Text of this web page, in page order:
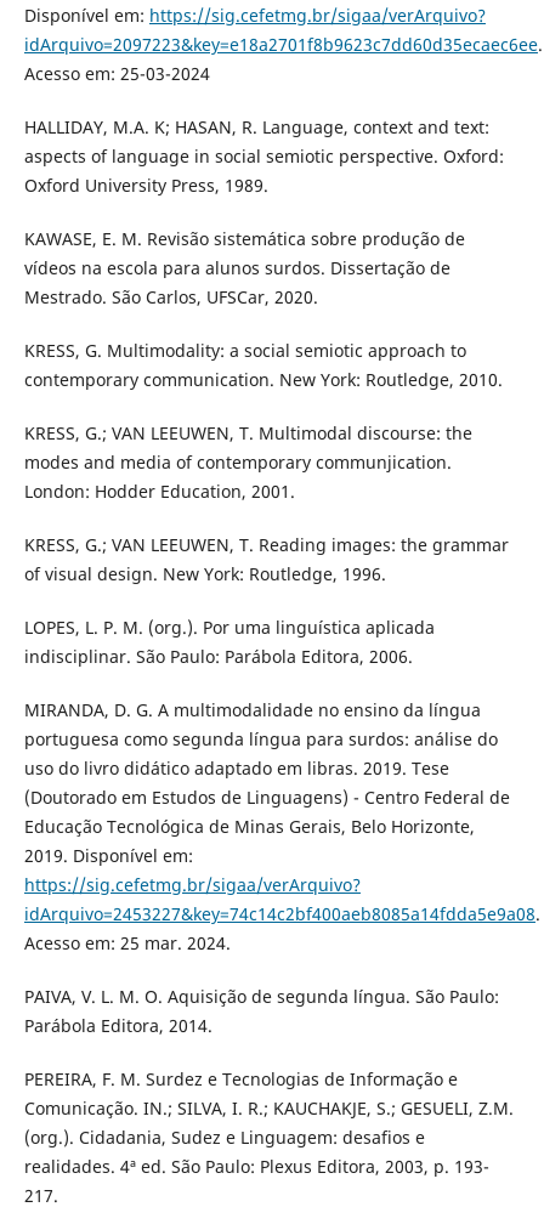
Disponível em: https://sig.cefetmg.br/sigaa/verArquivo?
idArquivo=2097223&key=e18a2701f8b9623c7dd60d35ecaec6ee.
Acesso em: 25-03-2024
HALLIDAY, M.A. K; HASAN, R. Language, context and text:
aspects of language in social semiotic perspective. Oxford:
Oxford University Press, 1989.
KAWASE, E. M. Revisão sistemática sobre produção de
vídeos na escola para alunos surdos. Dissertação de
Mestrado. São Carlos, UFSCar, 2020.
KRESS, G. Multimodality: a social semiotic approach to
contemporary communication. New York: Routledge, 2010.
KRESS, G.; VAN LEEUWEN, T. Multimodal discourse: the
modes and media of contemporary communjication.
London: Hodder Education, 2001.
KRESS, G.; VAN LEEUWEN, T. Reading images: the grammar
of visual design. New York: Routledge, 1996.
LOPES, L. P. M. (org.). Por uma linguística aplicada
indisciplinar. São Paulo: Parábola Editora, 2006.
MIRANDA, D. G. A multimodalidade no ensino da língua
portuguesa como segunda língua para surdos: análise do
uso do livro didático adaptado em libras. 2019. Tese
(Doutorado em Estudos de Linguagens) - Centro Federal de
Educação Tecnológica de Minas Gerais, Belo Horizonte,
2019. Disponível em:
https://sig.cefetmg.br/sigaa/verArquivo?
idArquivo=2453227&key=74c14c2bf400aeb8085a14fdda5e9a08.
Acesso em: 25 mar. 2024.
PAIVA, V. L. M. O. Aquisição de segunda língua. São Paulo:
Parábola Editora, 2014.
PEREIRA, F. M. Surdez e Tecnologias de Informação e
Comunicação. IN.; SILVA, I. R.; KAUCHAKJE, S.; GESUELI, Z.M.
(org.). Cidadania, Sudez e Linguagem: desafios e
realidades. 4ª ed. São Paulo: Plexus Editora, 2003, p. 193-
217.